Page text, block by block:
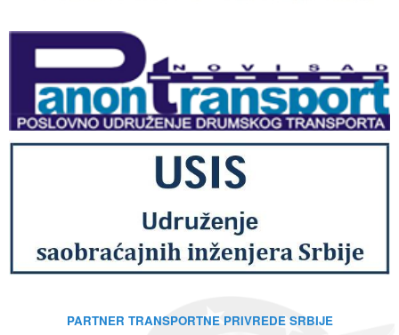
PARTNER TRANSPORTNE PRIVREDE SRBIJE